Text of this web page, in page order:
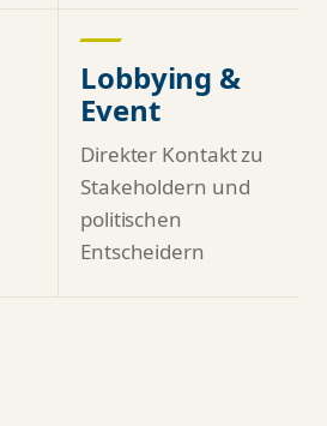
Lobbying &
Event
Direkter Kontakt zu
Stakeholdern und
politischen
Entscheidern